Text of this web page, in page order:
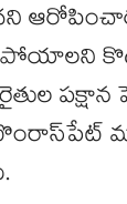
పోయాలని
పక్షాన